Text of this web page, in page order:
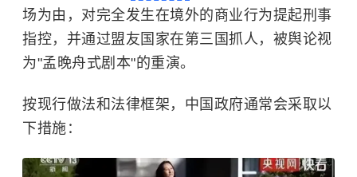
场为由，对完全发生在境外的商业行为提起刑事
指控，并通过盟友国家在第三国抓人，被舆论视
为"孟晚舟式剧本"的重演。
按现行做法和法律框架，中国政府通常会采取以
下措施：